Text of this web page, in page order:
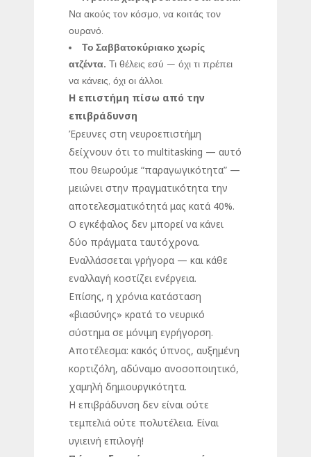
Να ακούς τον κόσμο, να κοιτάς τον
ουρανό.
Το Σαββατοκύριακο χωρίς
ατζέντα. Τι θέλεις εσύ — όχι τι πρέπει
να κάνεις, όχι οι άλλοι.
Η επιστήμη πίσω από την
επιβράδυνση
Έρευνες στη νευροεπιστήμη
δείχνουν ότι το multitasking — αυτό
που θεωρούμε “παραγωγικότητα” —
μειώνει στην πραγματικότητα την
αποτελεσματικότητά μας κατά 40%.
Ο εγκέφαλος δεν μπορεί να κάνει
δύο πράγματα ταυτόχρονα.
Εναλλάσσεται γρήγορα — και κάθε
εναλλαγή κοστίζει ενέργεια.
Επίσης, η χρόνια κατάσταση
«βιασύνης» κρατά το νευρικό
σύστημα σε μόνιμη εγρήγορση.
Αποτέλεσμα: κακός ύπνος, αυξημένη
κορτιζόλη, αδύναμο ανοσοποιητικό,
χαμηλή δημιουργικότητα.
Η επιβράδυνση δεν είναι ούτε
τεμπελιά ούτε πολυτέλεια. Είναι
υγιεινή επιλογή!